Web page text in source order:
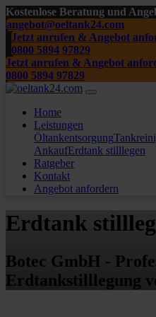
Kostenlose Beratung und
angebot@oeltank24.com
Jetzt anrufen & Angebot
0800 5894 97829
Jetzt anrufen & Angebot
0800 5894 97829
Home
Leistungen
Öltankentsorgung
AnkaufErdtank stilllegen
Ratgeber
Kontakt
Angebot anfordern
Erdtank
Botec GmbH -
Erdtankstilllegung